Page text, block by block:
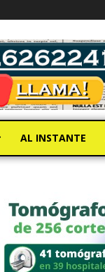
AL INSTANTE